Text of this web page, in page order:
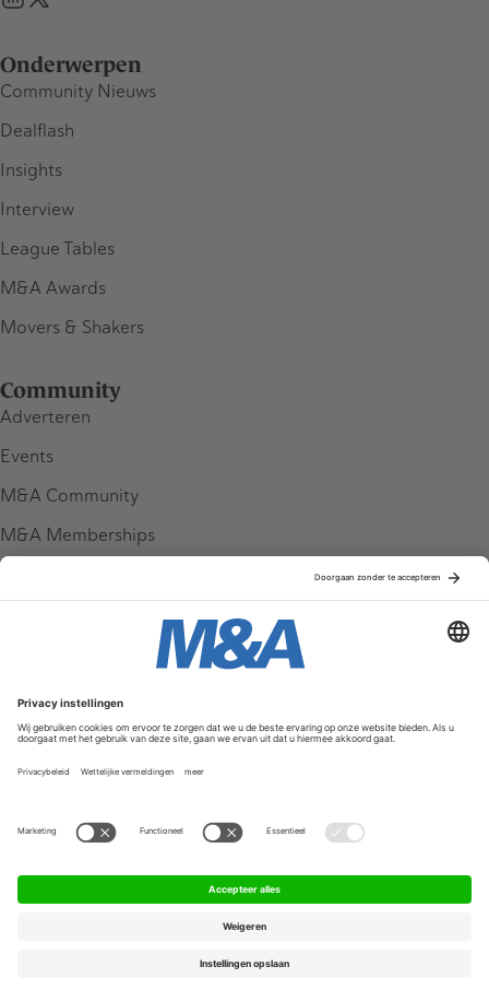
Onderwerpen
Community Nieuws
Dealflash
Insights
Interview
League Tables
M&A Awards
Movers & Shakers
Community
Adverteren
Events
M&A Community
M&A Memberships
Service & Contact
Contact
FAQ
Werken bij ons
Algemene Voorwaarden